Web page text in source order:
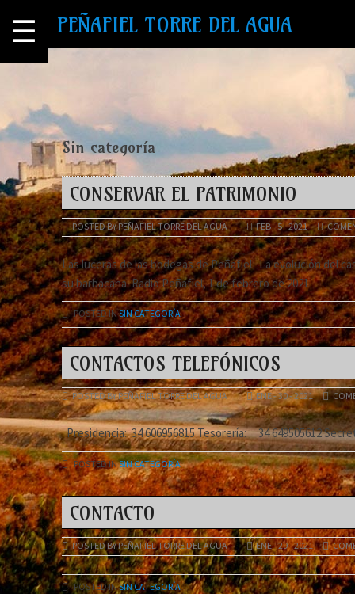
☰ PEÑAFIEL TORRE DEL AGUA
Sin categoría
CONSERVAR EL PATRIMONIO
POSTED BY PEÑAFIEL TORRE DEL AGUA FEB - 5 - 2021
Las luceras de las bodegas de Peñafiel La evolución del
su barbacana. Radio Peñafiel, 1 de febrero de 2021
POSTED INSIN CATEGORÍA
CONTACTOS TELEFÓNICOS
POSTED BY PEÑAFIEL TORRE DEL AGUA ENE - 30 - 2021
Presidencia: 34 606956815 Tesorería: 34 649505612
POSTED INSIN CATEGORÍA
CONTACTO
POSTED BY PEÑAFIEL TORRE DEL AGUA ENE - 29 - 2021
POSTED INSIN CATEGORÍA